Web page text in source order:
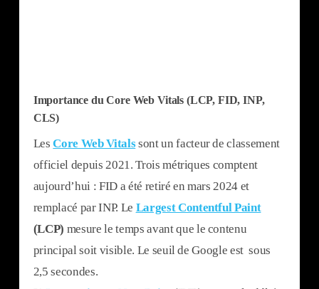
Importance du Core Web Vitals (LCP, FID, INP,
CLS)
LesCore Web Vitalssont un facteur de classement
officiel depuis 2021. Trois métriques comptent
aujourd’hui : FID a été retiré en mars 2024 et
remplacé par INP. Le Largest Contentful Paint
(LCP) mesure le temps avant que le contenu
principal soit visible. Le seuil de Google est sous
2,5 secondes.